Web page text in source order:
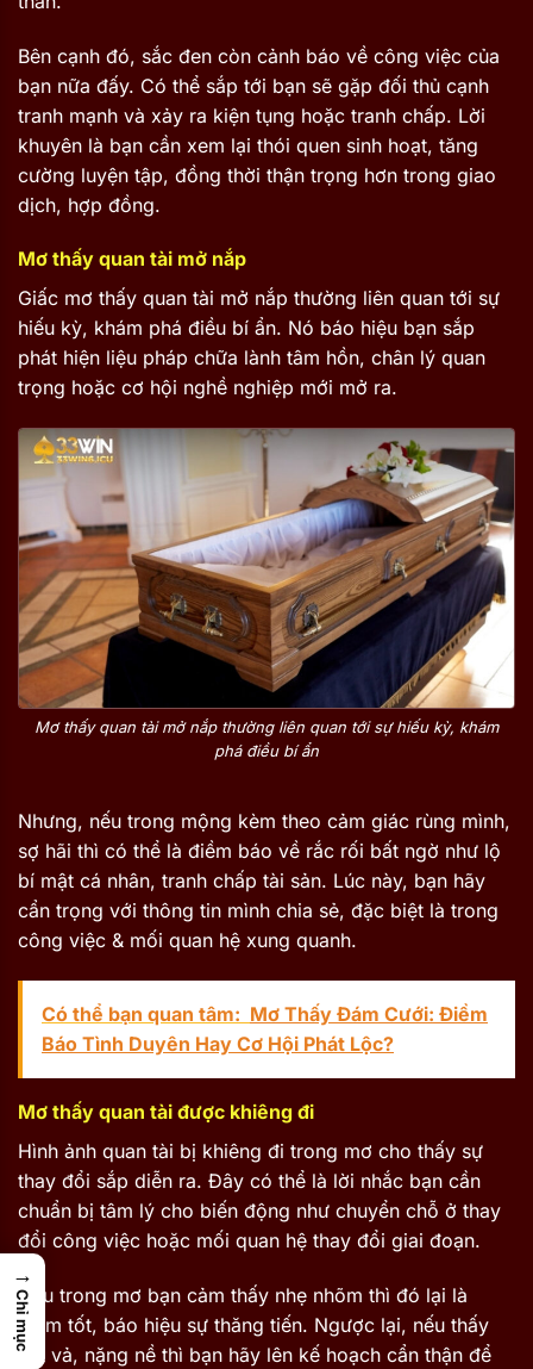
Bên cạnh đó, sắc đen còn cảnh báo về công việc của
bạn nữa đấy. Có thể sắp tới bạn sẽ gặp đối thủ cạnh
tranh mạnh và xảy ra kiện tụng hoặc tranh chấp. Lời
khuyên là bạn cần xem lại thói quen sinh hoạt, tăng
cường luyện tập, đồng thời thận trọng hơn trong giao
dịch, hợp đồng.
Mơ thấy quan tài mở nắp
Giấc mơ thấy quan tài mở nắp thường liên quan tới sự
hiếu kỳ, khám phá điều bí ẩn. Nó báo hiệu bạn sắp
phát hiện liệu pháp chữa lành tâm hồn, chân lý quan
trọng hoặc cơ hội nghề nghiệp mới mở ra.
Mơ thấy quan tài mở nắp thường liên quan tới sự hiếu kỳ, khám
phá điều bí ẩn
Nhưng, nếu trong mộng kèm theo cảm giác rùng mình,
sợ hãi thì có thể là điềm báo về rắc rối bất ngờ như lộ
bí mật cá nhân, tranh chấp tài sản. Lúc này, bạn hãy
cẩn trọng với thông tin mình chia sẻ, đặc biệt là trong
công việc & mối quan hệ xung quanh.
Có thể bạn quan tâm: Mơ Thấy Đám Cưới: Điềm
Báo Tình Duyên Hay Cơ Hội Phát Lộc?
Mơ thấy quan tài được khiêng đi
Hình ảnh quan tài bị khiêng đi trong mơ cho thấy sự
thay đổi sắp diễn ra. Đây có thể là lời nhắc bạn cần
chuẩn bị tâm lý cho biến động như chuyển chỗ ở thay
đổi công việc hoặc mối quan hệ thay đổi giai đoạn.
Nếu trong mơ bạn cảm thấy nhẹ nhõm thì đó lại là
điềm tốt, báo hiệu sự thăng tiến. Ngược lại, nếu thấy
vất vả, nặng nề thì bạn hãy lên kế hoạch cẩn thận để
→
Chỉ mục